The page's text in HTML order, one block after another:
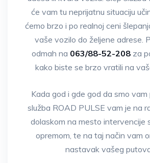
će vam tu neprijatnu situaciju
ćemo brzo i po realnoj ceni
vaše vozilo do željene adrese.
odmah na 063/88-52-208za
kako biste se brzo vratili na
Kada god i gde god da smo vam
služba ROAD PULSE vam je na
dolaskom na mesto intervencije
opremom, te na taj način vam
nastavak vašeg